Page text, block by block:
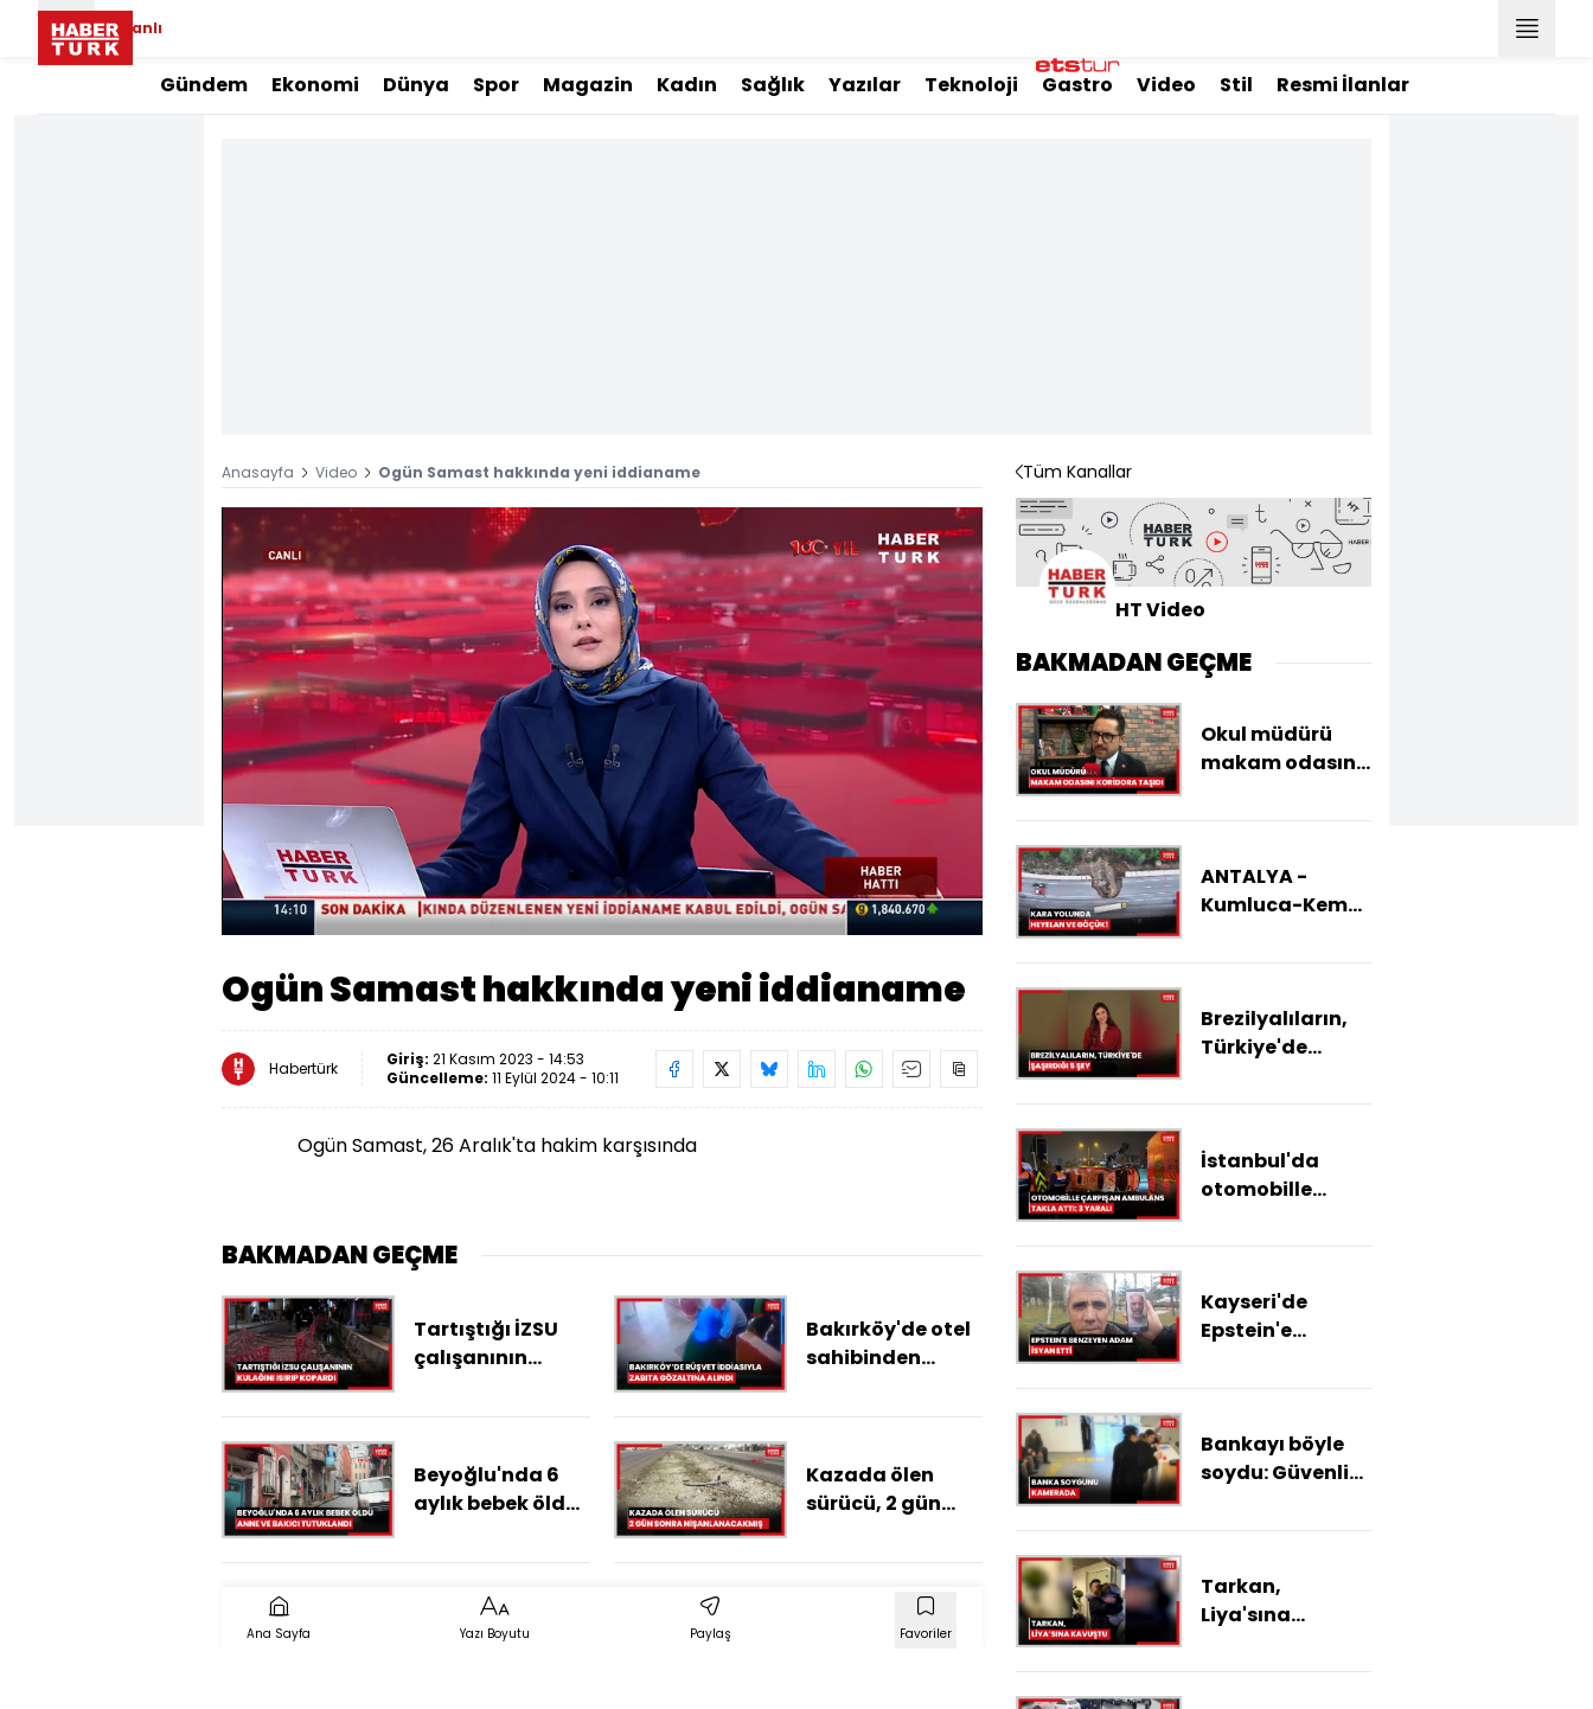
Canlı
Gündem Ekonomi Dünya Spor Magazin Kadın Sağlık Yazılar Teknoloji Gastro Video Stil Resmi İlanlar
Anasayfa Video Ogün Samast hakkında yeni iddianame
Sesi
Yüklendi :
46.59%
Oynatma
Ogün Samast hakkında yeni iddianame
Habertürk Giriş: 21 Kasım 2023 - 14:53
Güncelleme: 11 Eylül 2024 - 10:11
Ogün Samast, 26 Aralık'ta hakim karşısında
BAKMADAN GEÇME
Tartıştığı İZSU
çalışanının
kopardı
Bakırköy'de otel
sahibinden
iddia edilen
alındı / Görüntü
eklendi
Beyoğlu'nda 6
aylık bebek öldü;
tutuklandı
Kazada ölen
sürücü, 2 gün
nişanlanacakmış
Ana Sayfa Yazı Boyutu Paylaş Favoriler
Tüm Kanallar
HT Video
BAKMADAN GEÇME
Okul müdürü
makam odasını
ANTALYA -
Kumluca-Kemer
ve heyelan
kısmen ulaşıma
kapatıldı
Brezilyalıların,
Türkiye'de
İstanbul'da
otomobille
takla atan
kişi yaralandı
Kayseri'de
Epstein'e
isyan etti
Bankayı böyle
soydu: Güvenlik
görüntüleri
Tarkan,
Liya'sına